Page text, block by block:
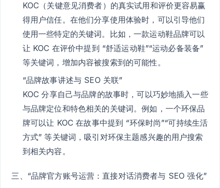
KOC（关键意见消费者）的真实试用和评价更容易赢
得用户信任。在他们分享使用体验时，可以引导他们
使用一些特定的关键词。比如，一款运动鞋品牌可以
让 KOC 在评价中提到 “舒适运动鞋”“运动必备装备”
等关键词，增加内容被搜索到的可能性。
“品牌故事讲述与 SEO 关联”
KOC 分享自己与品牌的故事时，可以巧妙地插入一些
与品牌定位和特色相关的关键词。例如，一个环保品
牌可以让 KOC 在故事中提到 “环保时尚”“可持续生活
方式” 等关键词，吸引对环保主题感兴趣的用户搜索
到相关内容。
三、“品牌官方账号运营：直接对话消费者与 SEO 强化”